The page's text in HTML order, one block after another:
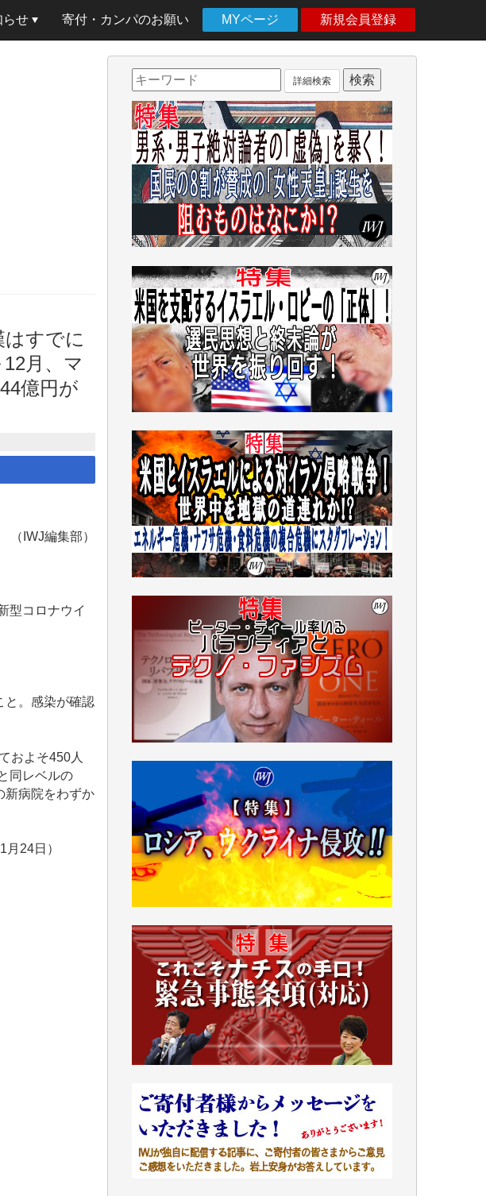
らせ 寄付・カンパのお願い MYページ 新規会員登録
すでに
月、マ
億円が
（IWJ編集部）
型コロナウイ
と。感染が確認
およそ450人
同レベルの
新病院をわずか
月24日）
詳細検索